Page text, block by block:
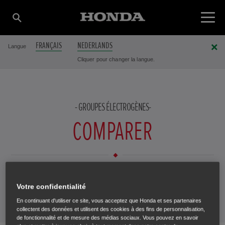
Langue FRANÇAIS NEDERLANDS
Cliquer pour changer la langue.
GROUPES ÉLECTROGÈNES
COMPARER
besoins ? Comparez jusqu'à trois modèles ci-dessous.
Vous trouverez sûrement une machine qui facilitera votre
travail.
AJOUTER LE PRODUIT
Votre confidentialité
En continuant d'utiliser ce site, vous acceptez que Honda et ses partenaires
collectent des données et utilisent des cookies à des fins de personnalisation,
de fonctionnalité et de mesure des médias sociaux. Vous pouvez en savoir